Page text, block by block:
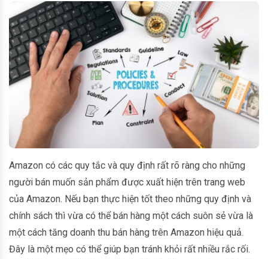
Amazon có các quy tắc và quy định rất rõ ràng cho những
người bán muốn sản phẩm được xuất hiện trên trang web
của Amazon. Nếu bạn thực hiện tốt theo những quy định và
chính sách thì vừa có thể bán hàng một cách suôn sẻ vừa là
một cách tăng doanh thu bán hàng trên Amazon hiệu quả.
Đây là một mẹo có thể giúp bạn tránh khỏi rất nhiều rắc rối.